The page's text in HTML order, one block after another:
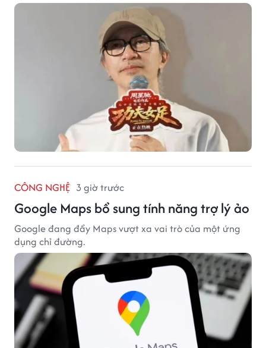
CÔNG NGHỆ 3 giờ trước
Google Maps bổ sung tính năng trợ lý ảo
Google đang đẩy Maps vượt xa vai trò của một ứng
dụng chỉ đường.